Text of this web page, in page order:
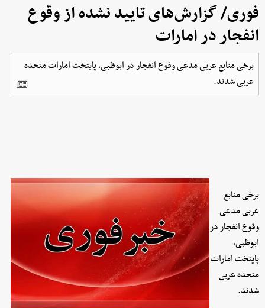
فوری/ گزارش‌های تایید نشده از وقوع
انفجار در امارات
برخی منابع عربی مدعی وقوع انفجار در ابوظبی، پایتخت امارات متحده
عربی شدند.
برخی منابع
عربی مدعی
وقوع انفجار در
ابوظبی،
پایتخت امارات
متحده عربی
شدند.